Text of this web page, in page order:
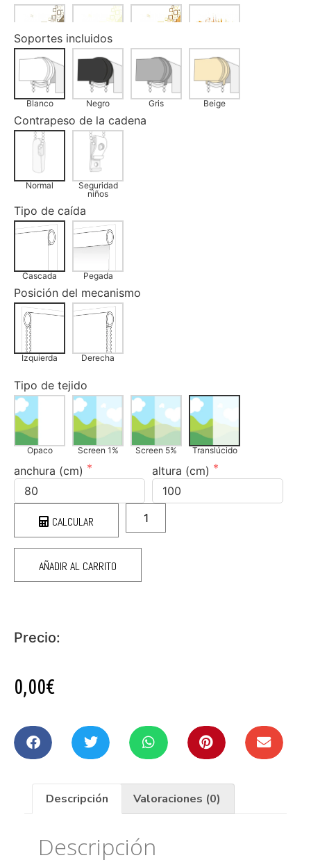
Soportes incluidos
Blanco Negro Gris Beige
Contrapeso de la cadena
Normal
Seguridad
niños
Tipo de caída
Cascada Pegada
Posición del mecanismo
Izquierda Derecha
Tipo de tejido
Opaco Screen 1% Screen 5% Translúcido
anchura (cm) altura (cm)
CALCULAR
AÑADIR AL CARRITO
Precio:
0,00€
Descripción Valoraciones (0)
Descripción